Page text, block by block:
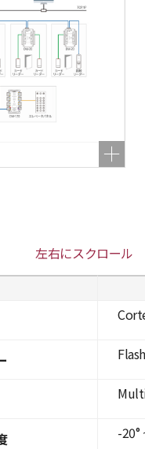
左右にスクロール
-20°